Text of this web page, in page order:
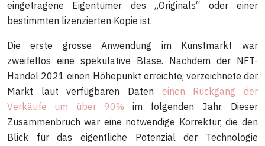
eingetragene Eigentümer des „Originals“ oder einer
bestimmten lizenzierten Kopie ist.
Die erste grosse Anwendung im Kunstmarkt war
zweifellos eine spekulative Blase. Nachdem der NFT-
Handel 2021 einen Höhepunkt erreichte, verzeichnete der
Markt laut verfügbaren Daten einen Rückgang der
Verkäufe um über 90% im folgenden Jahr. Dieser
Zusammenbruch war eine notwendige Korrektur, die den
Blick für das eigentliche Potenzial der Technologie